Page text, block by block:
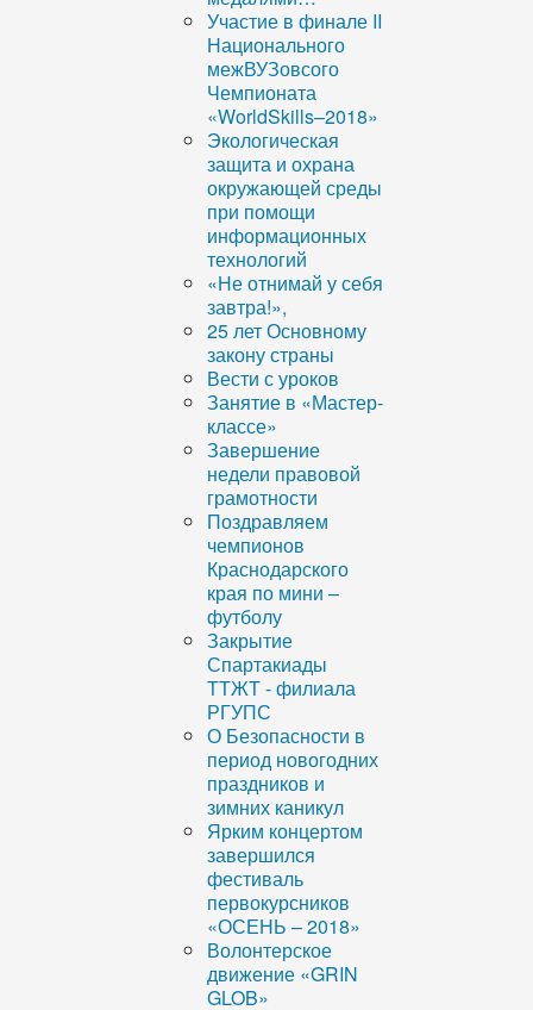
Участие в финале II
Национального
межВУЗовсого
Чемпионата
«WorldSkills–2018»
Экологическая
защита и охрана
окружающей среды
при помощи
информационных
технологий
«Не отнимай у себя
завтра!»,
25 лет Основному
закону страны
Вести с уроков
Занятие в «Мастер-
классе»
Завершение
недели правовой
грамотности
Поздравляем
чемпионов
Краснодарского
края по мини –
футболу
Закрытие
Спартакиады
ТТЖТ - филиала
РГУПС
О Безопасности в
период новогодних
праздников и
зимних каникул
Ярким концертом
завершился
фестиваль
первокурсников
«ОСЕНЬ – 2018»
Волонтерское
движение «GRIN
GLOB»